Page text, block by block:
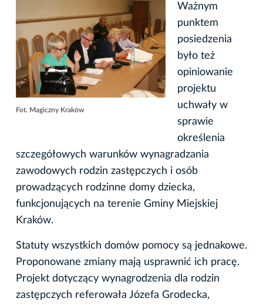
Fot. Magiczny Kraków
Ważnym
punktem
posiedzenia
było też
opiniowanie
projektu
uchwały w
sprawie
określenia
szczegółowych warunków wynagradzania
zawodowych rodzin zastępczych i osób
prowadzących rodzinne domy dziecka,
funkcjonujących na terenie Gminy Miejskiej
Kraków.
Statuty wszystkich domów pomocy są jednakowe.
Proponowane zmiany mają usprawnić ich pracę.
Projekt dotyczący wynagrodzenia dla rodzin
zastępczych referowała Józefa Grodecka,